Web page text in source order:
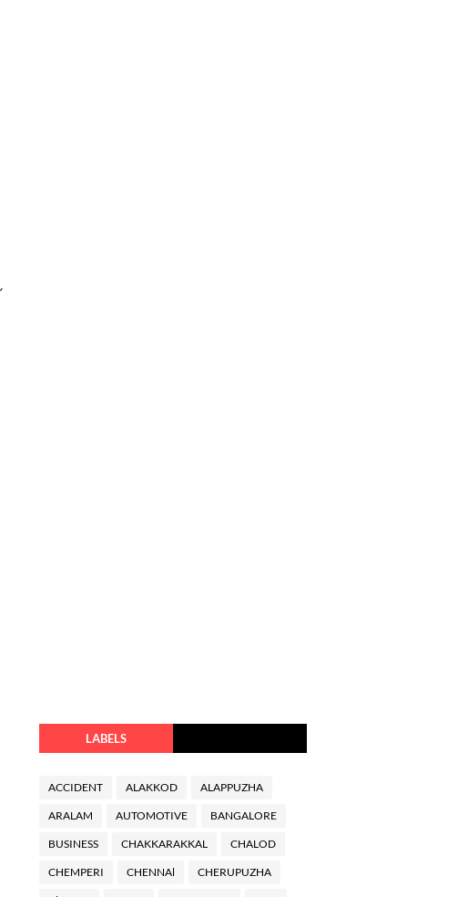
LABELS
ACCIDENT ALAKKOD ALAPPUZHA
ARALAM AUTOMOTIVE BANGALORE
BUSINESS CHAKKARAKKAL CHALOD
CHEMPERI CHENNAl CHERUPUZHA